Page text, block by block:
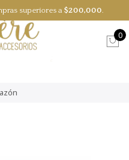
0
superiores a $200,000.